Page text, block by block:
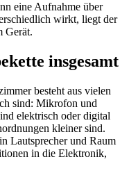
eine Aufnahme über
wirkt, liegt der
Gerät.
insgesamt
besteht aus vielen
sind: Mikrofon und
elektrisch oder digital
kleiner sind.
Lautsprecher und Raum
in die Elektronik,